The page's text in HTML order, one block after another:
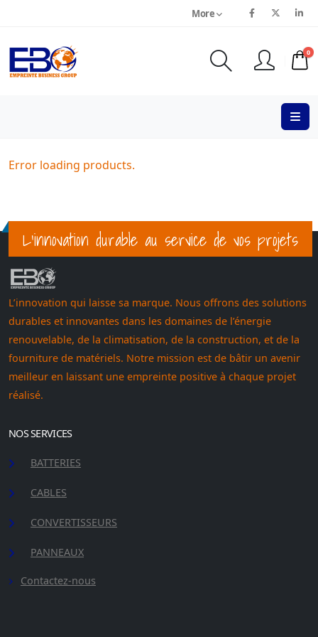
More
0
Error loading products.
L’innovation durable au service de vos projets
L’innovation qui laisse sa marque. Nous offrons des solutions
durables et innovantes dans les domaines de l’énergie
renouvelable, de la climatisation, de la construction, et de la
fourniture de matériels. Notre mission est de bâtir un avenir
meilleur en laissant une empreinte positive à chaque projet
réalisé.
NOS SERVICES
BATTERIES
CABLES
CONVERTISSEURS
PANNEAUX
Contactez-nous